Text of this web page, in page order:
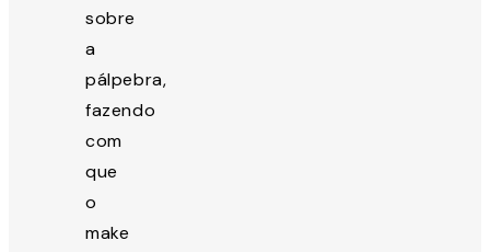
sobre
a
pálpebra,
fazendo
com
que
o
make